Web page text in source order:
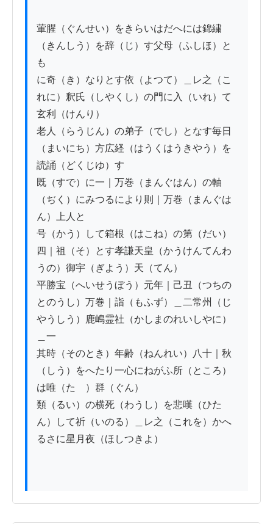
葷腥（ぐんせい）をきらいはだへには錦繍
（きんしう）を辞（じ）す父母（ふしほ）と
も
に奇（き）なりとす依（よつて）＿レ之（こ
れに）釈氏（しやくし）の門に入（いれ）て
玄利（けんり）
老人（らうじん）の弟子（でし）となす毎日
（まいにち）方広経（はうくはうきやう）を
読誦（どくじゆ）す
既（すで）に一｜万巻（まんぐはん）の軸
（ぢく）にみつるにより則｜万巻（まんぐは
ん）上人と
号（かう）して箱根（はこね）の第（だい）
四｜祖（そ）とす孝謙天皇（かうけんてんわ
うの）御宇（ぎよう）天（てん）
平勝宝（へいせうぼう）元年｜己丑（つちの
とのうし）万巻｜詣（もふず）＿二常州（じ
やうしう）鹿嶋霊社（かしまのれいしやに）
＿一
其時（そのとき）年齢（ねんれい）八十｜秋
（しう）をへたり一心にねがふ所（ところ）
は唯（たゞ）群（ぐん）
類（るい）の横死（わうし）を悲嘆（ひた
ん）して祈（いのる）＿レ之（これを）かへ
るさに星月夜（ほしつきよ）